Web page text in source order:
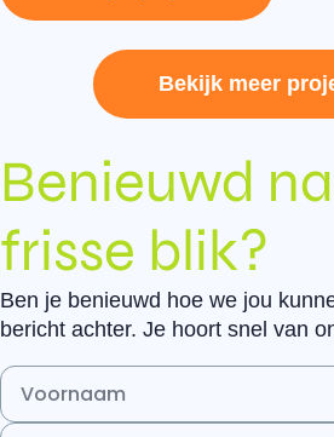
Bekijk meer
Benieuwd
frisse blik?
Ben je benieuwd hoe we jou
bericht achter. Je hoort snel van